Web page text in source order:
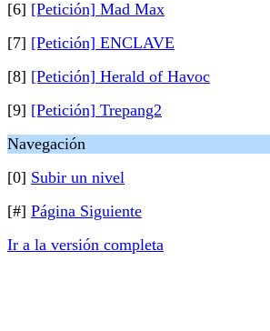
[6] [Petición] Mad Max
[7] [Petición] ENCLAVE
[8] [Petición] Herald of Havoc
[9] [Petición] Trepang2
Navegación
[0] Subir un nivel
[#] Página Siguiente
Ir a la versión completa